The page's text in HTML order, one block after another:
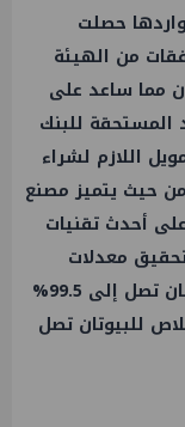
حصلت
من الهيئة
مما ساعد على
المستحقة للبنك
التمويل اللازم لشراء
حيث يتميز مصنع
أحدث تقنيات
معدلات
استخلاص مرتفعة بنسبة استخلاص البروبان تصل إلى 99.5%
نسبة استخلاص للبيوتان تصل